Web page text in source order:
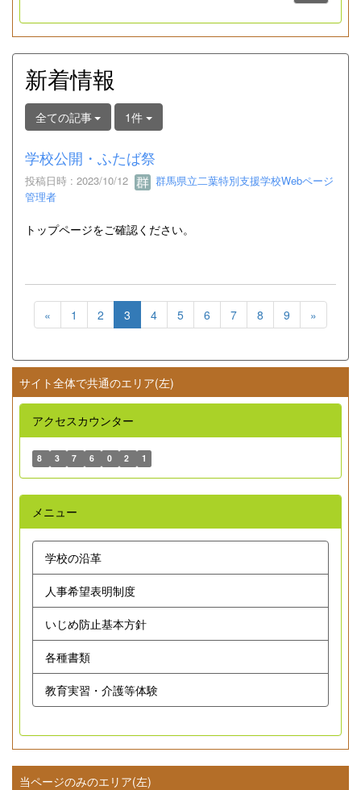
新着情報
全ての記事 1件
学校公開・ふたば祭
投稿日時 : 2023/10/12
群馬県立二葉特別支援学校Webページ
管理者
トップページをご確認ください。
« 1 2 3 4 5 6 7 8 9 »
サイト全体で共通のエリア(左)
アクセスカウンター
8 3 7 6 0 2 1
メニュー
学校の沿革
人事希望表明制度
いじめ防止基本方針
各種書類
教育実習・介護等体験
当ページのみのエリア(左)